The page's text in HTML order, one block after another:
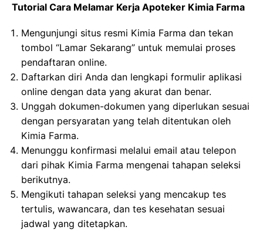
Tutorial Cara Melamar Kerja Apoteker Kimia Farma
Mengunjungi situs resmi Kimia Farma dan tekan
tombol “Lamar Sekarang” untuk memulai proses
pendaftaran online.
Daftarkan diri Anda dan lengkapi formulir aplikasi
online dengan data yang akurat dan benar.
Unggah dokumen-dokumen yang diperlukan sesuai
dengan persyaratan yang telah ditentukan oleh
Kimia Farma.
Menunggu konfirmasi melalui email atau telepon
dari pihak Kimia Farma mengenai tahapan seleksi
berikutnya.
Mengikuti tahapan seleksi yang mencakup tes
tertulis, wawancara, dan tes kesehatan sesuai
jadwal yang ditetapkan.